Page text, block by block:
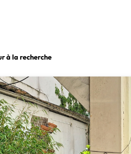
à la recherche